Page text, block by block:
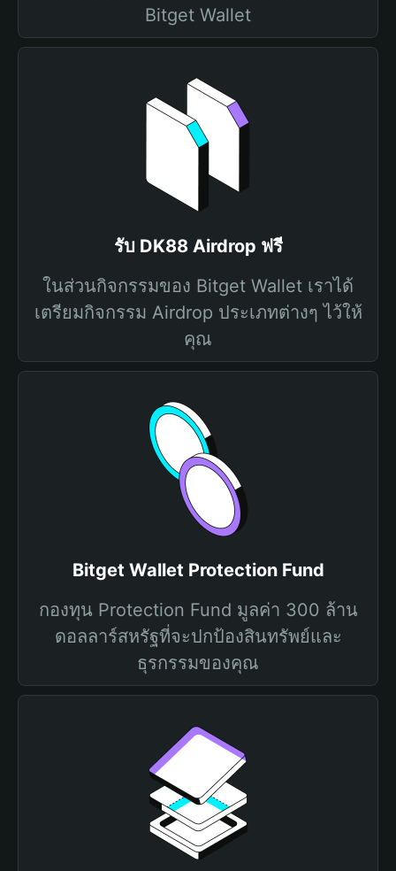
Bitget Wallet
รับ DK88 Airdrop ฟรี
ในส่วนกิจกรรมของ Bitget Wallet เราได้
เตรียมกิจกรรม Airdrop ประเภทต่างๆ ไว้ให้
คุณ
Bitget Wallet Protection Fund
กองทุน Protection Fund มูลค่า 300 ล้าน
ดอลลาร์สหรัฐที่จะปกป้องสินทรัพย์และ
ธุรกรรมของคุณ